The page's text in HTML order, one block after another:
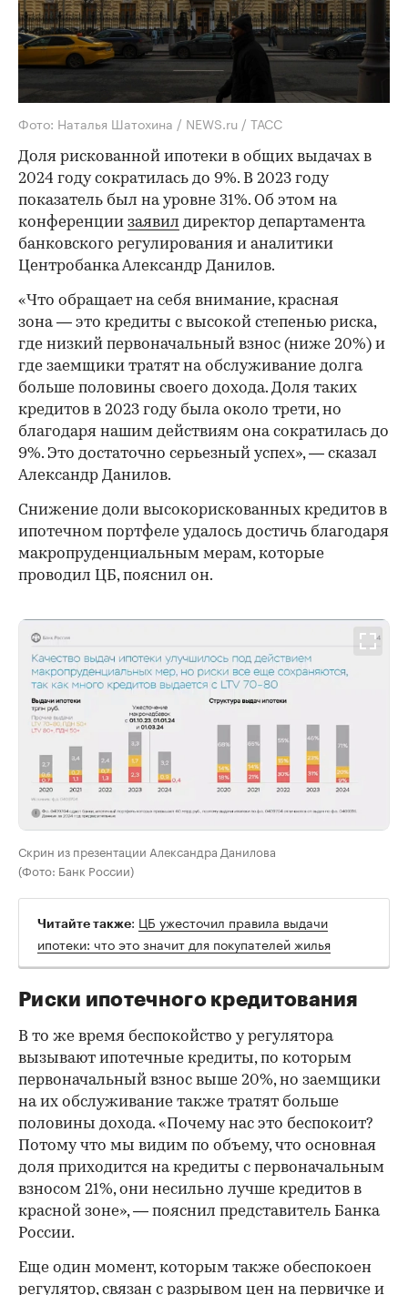
Фото: Наталья Шатохина / NEWS.ru / ТАСС
Доля рискованной ипотеки в общих выдачах в
2024 году сократилась до 9%. В 2023 году
показатель был на уровне 31%. Об этом на
конференции заявил директор департамента
банковского регулирования и аналитики
Центробанка Александр Данилов.
«Что обращает на себя внимание, красная
зона — это кредиты с высокой степенью риска,
где низкий первоначальный взнос (ниже 20%) и
где заемщики тратят на обслуживание долга
больше половины своего дохода. Доля таких
кредитов в 2023 году была около трети, но
благодаря нашим действиям она сократилась до
9%. Это достаточно серьезный успех», — сказал
Александр Данилов.
Снижение доли высокорискованных кредитов в
ипотечном портфеле удалось достичь благодаря
макропруденциальным мерам, которые
проводил ЦБ, пояснил он.
Скрин из презентации Александра Данилова
(Фото: Банк России)
Читайте также: ЦБ ужесточил правила выдачи
ипотеки: что это значит для покупателей жилья
Риски ипотечного кредитования
В то же время беспокойство у регулятора
вызывают ипотечные кредиты, по которым
первоначальный взнос выше 20%, но заемщики
на их обслуживание также тратят больше
половины дохода. «Почему нас это беспокоит?
Потому что мы видим по объему, что основная
доля приходится на кредиты с первоначальным
взносом 21%, они несильно лучше кредитов в
красной зоне», — пояснил представитель Банка
России.
Еще один момент, которым также обеспокоен
регулятор, связан с разрывом цен на первичке и